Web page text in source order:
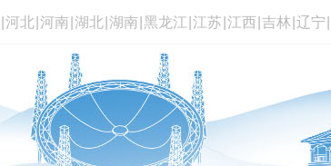
河北 河南 湖北 湖南 黑龙江 江苏 江西 吉林 辽宁